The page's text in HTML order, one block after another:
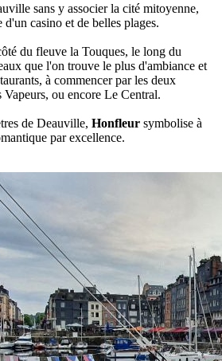
sans y associer la cité mitoyenne,
d'un casino et de belles plages.
du fleuve la Touques, le long du
que l'on trouve le plus d'ambiance et
à commencer par les deux
ou encore Le Central.
de Deauville, Honfleur symbolise à
par excellence.